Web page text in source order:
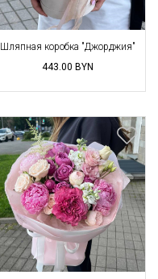
Шляпная коробка "Джорджия"
443.00 BYN